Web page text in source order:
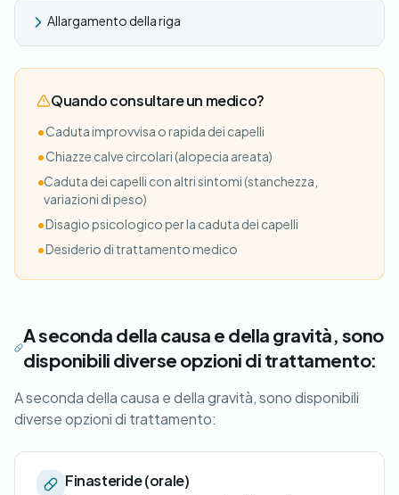
Allargamento della riga
Quando consultare un medico?
•Caduta improvvisa o rapida dei capelli
•Chiazze calve circolari (alopecia areata)
•Caduta dei capelli con altri sintomi (stanchezza,
variazioni di peso)
•Disagio psicologico per la caduta dei capelli
•Desiderio di trattamento medico
A seconda della causa e della gravità, sono
disponibili diverse opzioni di trattamento:
A seconda della causa e della gravità, sono disponibili
diverse opzioni di trattamento:
Finasteride (orale)